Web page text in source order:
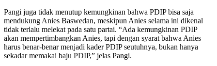
Pangi juga tidak menutup kemungkinan bahwa PDIP bisa saja
mendukung Anies Baswedan, meskipun Anies selama ini dikenal
tidak terlalu melekat pada satu partai. “Ada kemungkinan PDIP
akan mempertimbangkan Anies, tapi dengan syarat bahwa Anies
harus benar-benar menjadi kader PDIP seutuhnya, bukan hanya
sekadar memakai baju PDIP,” jelas Pangi.